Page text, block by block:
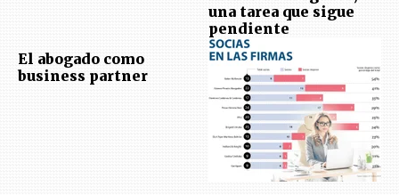
El abogado como
business partner
una tarea que sigue
pendiente